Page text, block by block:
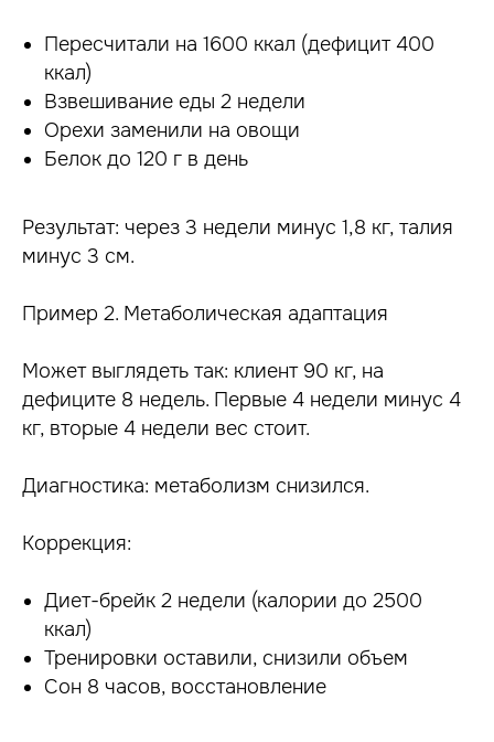
Пересчитали на 1600 ккал (дефицит 400
ккал)
Взвешивание еды 2 недели
Орехи заменили на овощи
Белок до 120 г в день
Результат: через 3 недели минус 1,8 кг, талия
минус 3 см.
Пример 2. Метаболическая адаптация
Может выглядеть так: клиент 90 кг, на
дефиците 8 недель. Первые 4 недели минус 4
кг, вторые 4 недели вес стоит.
Диагностика: метаболизм снизился.
Коррекция:
Диет-брейк 2 недели (калории до 2500
ккал)
Тренировки оставили, снизили объем
Сон 8 часов, восстановление